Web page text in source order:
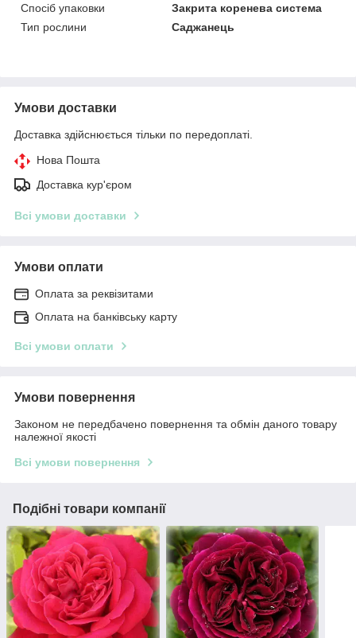
Спосіб упаковки
Закрита коренева система
Тип рослини
Саджанець
Умови доставки
Доставка здійснюється тільки по передоплаті.
Нова Пошта
Доставка кур'єром
Всі умови доставки
Умови оплати
Оплата за реквізитами
Оплата на банківську карту
Всі умови оплати
Умови повернення
Законом не передбачено повернення та обмін даного товару
належної якості
Всі умови повернення
Подібні товари компанії